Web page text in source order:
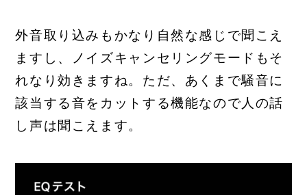
外音取り込みもかなり自然な感じで聞こえ
ますし、ノイズキャンセリングモードもそ
れなり効きますね。ただ、あくまで騒音に
該当する音をカットする機能なので人の話
し声は聞こえます。